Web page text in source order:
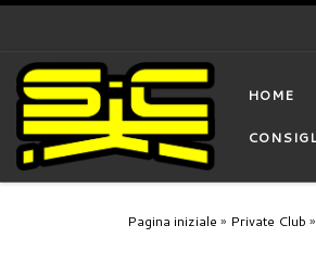
HOME
Pagina iniziale » Private Club »